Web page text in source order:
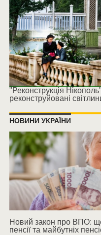
"Реконструкція
реконструйовані
НОВИНИ УКРАЇНИ
Новий закон про ВПО:
пенсії та майбутніх